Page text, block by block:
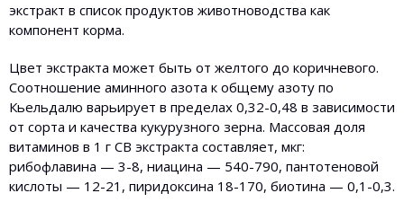
экстракт в список продуктов животноводства как
компонент корма.
Цвет экстракта может быть от желтого до коричневого.
Соотношение аминного азота к общему азоту по
Кьельдалю варьирует в пределах 0,32-0,48 в зависимости
от сорта и качества кукурузного зерна. Массовая доля
витаминов в 1 г СВ экстракта составляет, мкг:
рибофлавина — 3-8, ниацина — 540-790, пантотеновой
кислоты — 12-21, пиридоксина 18-170, биотина — 0,1-0,3.